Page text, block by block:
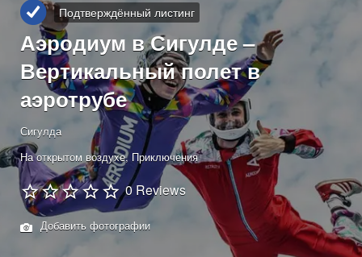
Подтверждённый листинг
Аэродиум в Сигулде –
Вертикальный полет в
аэротрубе
Сигулда
На открытом воздухе Приключения
0 Reviews
Добавить фотографии